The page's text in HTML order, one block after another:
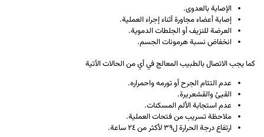
الإصابة بالعدوى.
إصابة أعضاء مجاورة أثناء إجراء العملية.
العرضة للنزيف أو الجلطات الدموية.
انخفاض نسبة هرمونات الجسم.
كما يجب الاتصال بالطبيب المعالج في أي من الحالات الآتية
عدم التئام الجرح أو تورمه واحمراره.
القيئ والقشعريرة.
عدم استجابة الألم المسكنات.
ملاحظة تسريب من فتحات العملية.
ارتفاع درجة الحرارة ل٣٩ لأكثر من ٢٤ ساعة.